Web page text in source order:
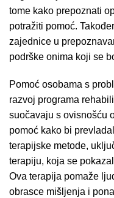
tome kako prepoznati
potražiti pomoć.
zajednice u
podrške onima koji se
Pomoć osobama s
razvoj programa
suočavaju s ovisnošću
pomoć kako bi
terapijske metode,
terapiju, koja se
Ova terapija pomaže
obrasce mišljenja i